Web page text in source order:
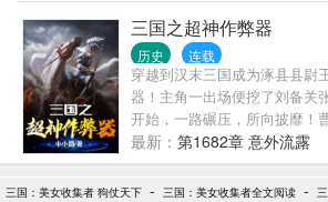
三国之超神作弊器
历史 连载
穿越到汉末三国成为涿县县尉
器！主角一出场便挖了刘备关
开始，一路碾压，所向披靡！
敌！”吕布：“王昊！才是真正的
瑜，何生昊！”看王昊如何在
掌天下权，醉卧美人膝，建立
最新： 第1682章 意外流露
三国：美女收集者 狗仗天下 - 三国：美女收集者全文阅读 -